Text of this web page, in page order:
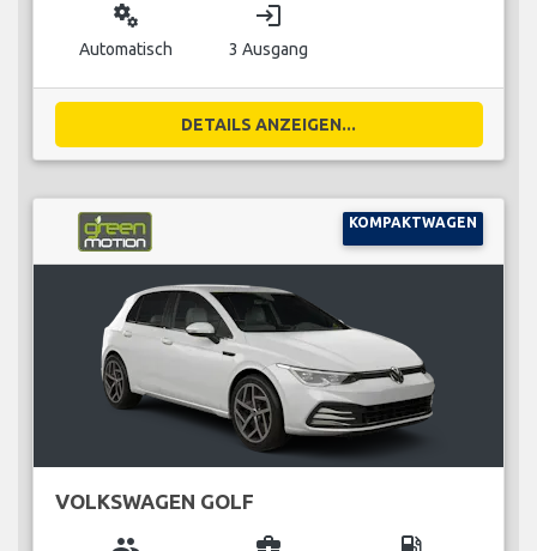
miscellaneous_services
Automatisch
login
3 Ausgang
DETAILS ANZEIGEN...
KOMPAKTWAGEN
VOLKSWAGEN GOLF